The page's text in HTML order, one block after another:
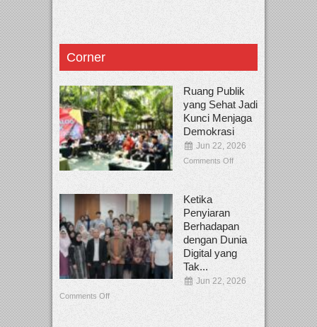
Corner
Ruang Publik
yang Sehat Jadi
Kunci Menjaga
Demokrasi
Jun 22, 2026
Comments Off
Ketika
Penyiaran
Berhadapan
dengan Dunia
Digital yang
Tak...
Jun 22, 2026
Comments Off